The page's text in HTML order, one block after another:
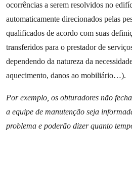
ocorrências a serem resolvidos no
automaticamente direcionados pelas
qualificados de acordo com suas
transferidos para o prestador de
dependendo da natureza da
aquecimento, danos ao mobiliário…).
Por exemplo, os obturadores não
a equipe de manutenção seja
problema e poderão dizer quanto